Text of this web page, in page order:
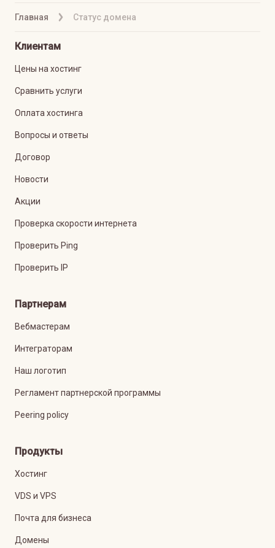
Главная Статус домена
Клиентам
Цены на хостинг
Сравнить услуги
Оплата хостинга
Вопросы и ответы
Договор
Новости
Акции
Проверка скорости интернета
Проверить Ping
Проверить IP
Партнерам
Вебмастерам
Интеграторам
Наш логотип
Регламент партнерской программы
Peering policy
Продукты
Хостинг
VDS и VPS
Почта для бизнеса
Домены